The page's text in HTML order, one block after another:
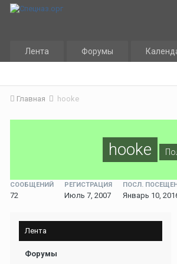
Лента Форумы
Главная hooke
hooke
СООБЩЕНИЙ
72
РЕГИСТРАЦИЯ
Июль 7, 2007
ПОСЛ.
Январь 10,
Лента
Форумы